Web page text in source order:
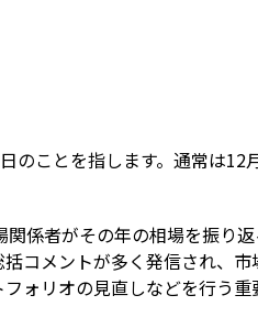
のことを指します。通常は12
係者がその年の相場を振り
コメントが多く発信され、
ォリオの見直しなどを行う